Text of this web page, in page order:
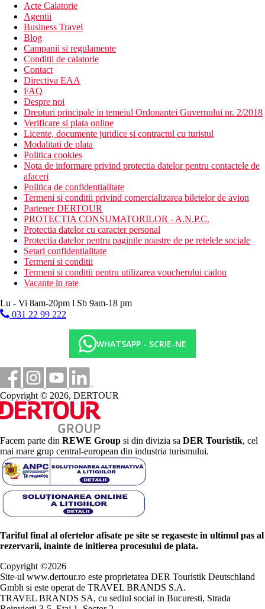
Acte Calatorie
Agentii
Business Travel
Blog
Campanii si regulamente
Conditii de calatorie
Contact
Directiva EAA
FAQ
Despre noi
Drepturi principale in temeiul Ordonantei Guvernului nr. 2/2018
Verificare si plata online
Licente, documente juridice si contractul cu turistul
Modalitati de plata
Politica cookies
Nota de informare privind protectia datelor pentru contactele de
afaceri
Politica de confidentialitate
Termeni si conditii privind comercializarea biletelor de avion
Partener DERTOUR
PROTECTIA CONSUMATORILOR - A.N.P.C.
Protectia datelor cu caracter personal
Protectia datelor pentru paginile noastre de pe retelele sociale
Setari confidentialitate
Termeni si conditii
Termeni si conditii pentru utilizarea voucherului cadou
Vacante in rate
Lu - Vi 8am-20pm l Sb 9am-18 pm
031 22 99 222
WHATSAPP - SCRIE-NE
Copyright © 2026, DERTOUR
Facem parte din REWE Group si din divizia sa DER Touristik, cel
mai mare grup central-european din industria turismului.
Tariful final al ofertelor afisate pe site se regaseste in ultimul pas al
rezervarii, inainte de initierea procesului de plata.
Copyright ©2026
Site-ul www.dertour.ro este proprietatea DER Touristik Deutschland
Gmbh si este operat de TRAVEL BRANDS S.A.
TRAVEL BRANDS SA, cu sediul social in Bucuresti, Strada